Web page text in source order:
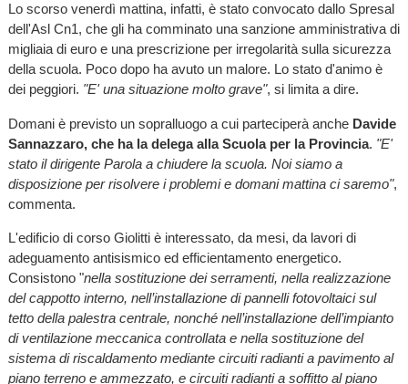
Lo scorso venerdì mattina, infatti, è stato convocato dallo Spresal
dell'Asl Cn1, che gli ha comminato una sanzione amministrativa di
migliaia di euro e una prescrizione per irregolarità sulla sicurezza
della scuola. Poco dopo ha avuto un malore. Lo stato d'animo è
dei peggiori. "E' una situazione molto grave", si limita a dire.
Domani è previsto un sopralluogo a cui parteciperà anche Davide
Sannazzaro, che ha la delega alla Scuola per la Provincia. "E'
stato il dirigente Parola a chiudere la scuola. Noi siamo a
disposizione per risolvere i problemi e domani mattina ci saremo",
commenta.
L'edificio di corso Giolitti è interessato, da mesi, da lavori di
adeguamento antisismico ed efficientamento energetico.
Consistono "nella sostituzione dei serramenti, nella realizzazione
del cappotto interno, nell’installazione di pannelli fotovoltaici sul
tetto della palestra centrale, nonché nell’installazione dell’impianto
di ventilazione meccanica controllata e nella sostituzione del
sistema di riscaldamento mediante circuiti radianti a pavimento al
piano terreno e ammezzato, e circuiti radianti a soffitto al piano